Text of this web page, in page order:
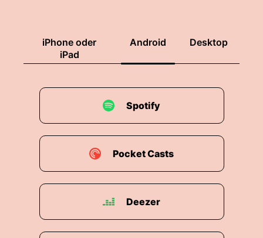
iPhone oder
iPad
Android Desktop
Spotify
Pocket Casts
Deezer